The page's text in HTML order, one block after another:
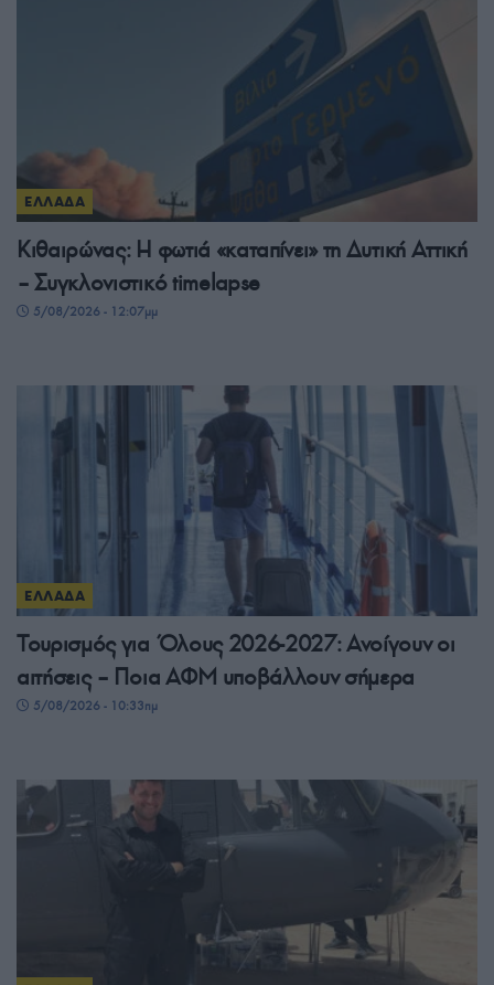
ΕΛΛΑΔΑ
Κιθαιρώνας: Η φωτιά «καταπίνει» τη Δυτική Αττική
– Συγκλονιστικό timelapse
5/08/2026 - 12:07μμ
ΕΛΛΑΔΑ
Τουρισμός για Όλους 2026-2027: Ανοίγουν οι
αιτήσεις – Ποια ΑΦΜ υποβάλλουν σήμερα
5/08/2026 - 10:33πμ